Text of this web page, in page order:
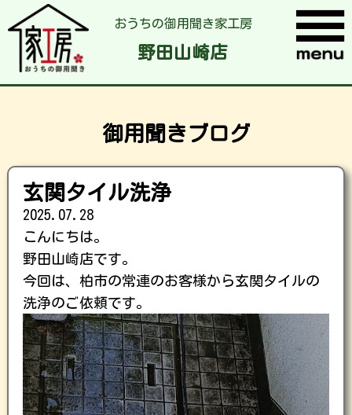
おうちの御用聞き家工房
野田山崎店
御用聞きブログ
玄関タイル洗浄
2025.07.28
こんにちは。
野田山崎店です。
今回は、柏市の常連のお客様から玄関タイルの
洗浄のご依頼です。